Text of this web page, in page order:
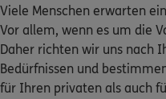
Sehen Sie auf einen
dem ERGO
Zum
Gerburg
(24.0 km)
Homepage
Viele Menschen erwarten
Vor allem, wenn es um die
Daher richten wir uns nach
Bedürfnissen und
für Ihren privaten als auch